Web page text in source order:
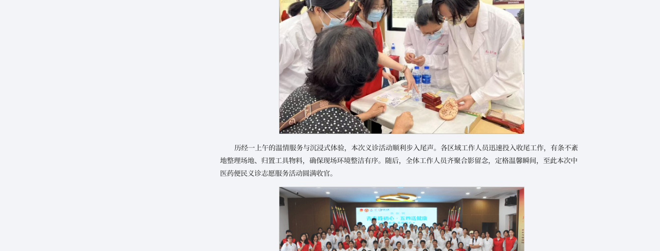
历经一上午的温情服务与沉浸式体验，本次义诊活动顺利步入尾声。各区域工作人员迅速投入收尾工作，有条不紊
地整理场地、归置工具物料，确保现场环境整洁有序。随后，全体工作人员齐聚合影留念，定格温馨瞬间，至此本次中
医药便民义诊志愿服务活动圆满收官。